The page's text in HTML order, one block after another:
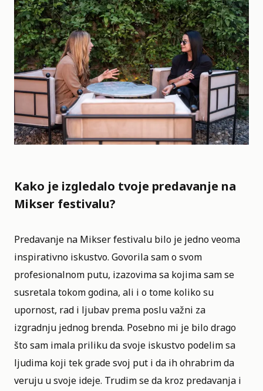
Kako je izgledalo tvoje predavanje na
Mikser festivalu?
Predavanje na Mikser festivalu bilo je jedno veoma
inspirativno iskustvo. Govorila sam o svom
profesionalnom putu, izazovima sa kojima sam se
susretala tokom godina, ali i o tome koliko su
upornost, rad i ljubav prema poslu važni za
izgradnju jednog brenda. Posebno mi je bilo drago
što sam imala priliku da svoje iskustvo podelim sa
ljudima koji tek grade svoj put i da ih ohrabrim da
veruju u svoje ideje. Trudim se da kroz predavanja i